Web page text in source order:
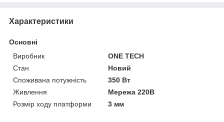
Характеристики
Основні
Виробник
ONE TECH
Стан
Новий
Споживана потужність
350 Вт
Живлення
Мережа 220В
Розмір ходу платформи
3 мм